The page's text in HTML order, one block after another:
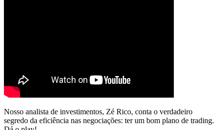
Nosso analista de investimentos, Zé Rico, conta o verdadeiro
segredo da eficiência nas negociações: ter um bom plano de trading.